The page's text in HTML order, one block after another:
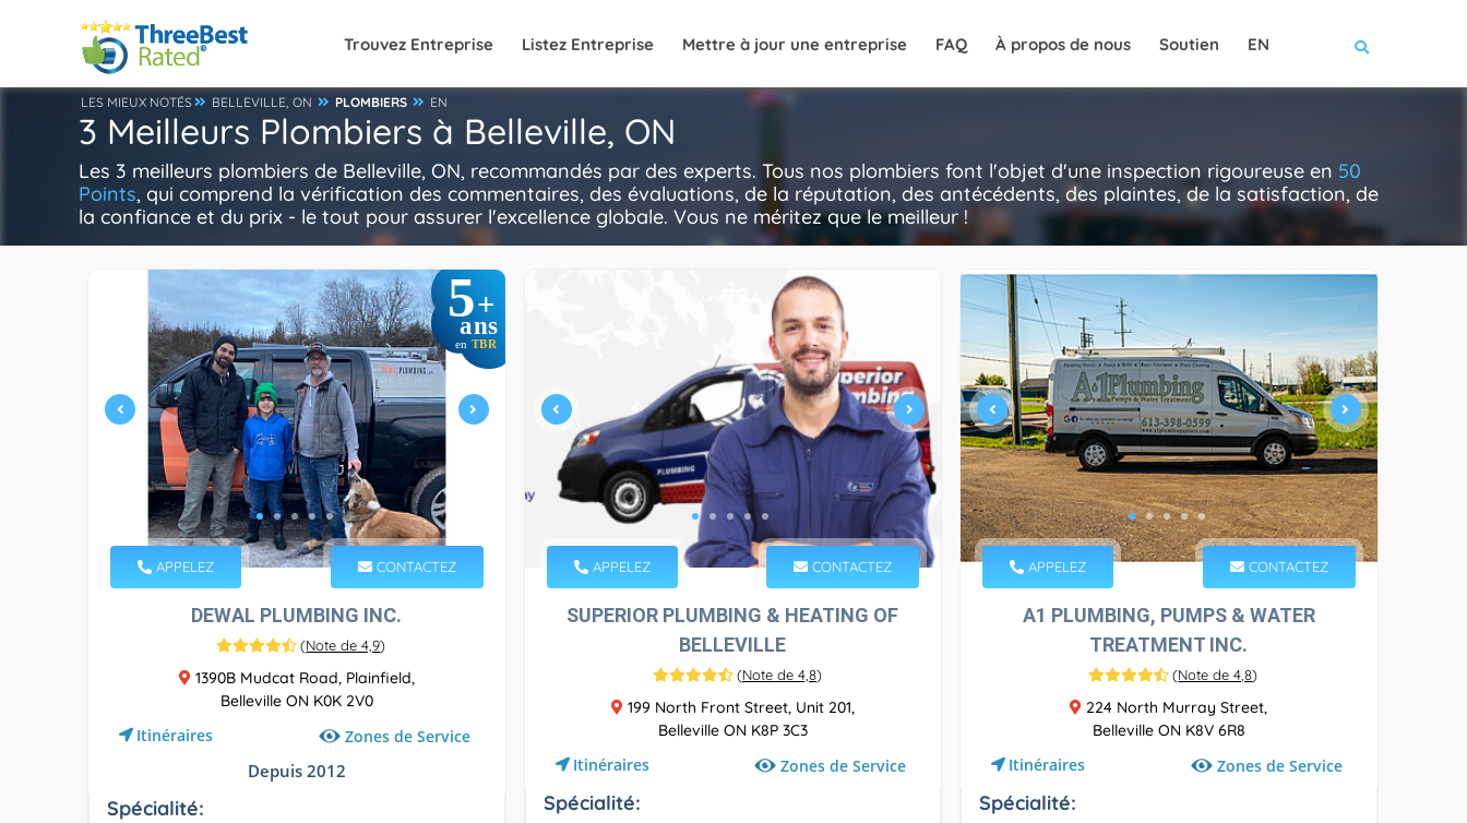
Trouvez Entreprise Listez Entreprise Mettre à jour une entreprise FAQ À propos de nous Soutien EN
LES MIEUX NOTÉS BELLEVILLE, ON PLOMBIERS EN
3 Meilleurs Plombiers à Belleville, ON
Les 3 meilleurs plombiers de Belleville, ON, recommandés par des experts. Tous nos plombiers font l'objet d'une inspection rigoureuse en 50
Points, qui comprend la vérification des commentaires, des évaluations, de la réputation, des antécédents, des plaintes, de la satisfaction, de
la confiance et du prix - le tout pour assurer l'excellence globale. Vous ne méritez que le meilleur !
5+
ans
en TBR
APPELEZ CONTACTEZ
DEWAL PLUMBING INC.
(Note de 4,9)
1390B Mudcat Road, Plainfield,
Belleville ON K0K 2V0
Itinéraires Zones de Service
Depuis 2012
Spécialité:
APPELEZ CONTACTEZ
SUPERIOR PLUMBING & HEATING OF
BELLEVILLE
(Note de 4,8)
199 North Front Street, Unit 201,
Belleville ON K8P 3C3
Itinéraires Zones de Service
Spécialité:
APPELEZ CONTACTEZ
A1 PLUMBING, PUMPS & WATER
TREATMENT INC.
(Note de 4,8)
224 North Murray Street,
Belleville ON K8V 6R8
Itinéraires Zones de Service
Spécialité: